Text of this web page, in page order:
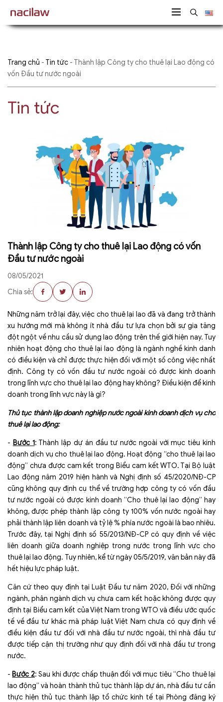
Trang chủ - Tin tức - Thành lập Công ty cho thuê lại Lao động có
vốn Đầu tư nước ngoài
Tin tức
Thành lập Công ty cho thuê lại Lao động có vốn
Đầu tư nước ngoài
08/05/2021
Chia sẻ:
Những năm trở lại đây, việc cho thuê lại lao đã và đang trở thành
xu hướng mới mà không ít nhà đầu tư lựa chọn bởi sự gia tăng
đột ngột về nhu cầu sử dụng lao động trên thế giới hiện nay. Tuy
nhiên hoạt động cho thuê lại lao động là ngành nghề kinh danh
có điều kiện và chỉ được thực hiện đối với một số công việc nhất
định. Công ty có vốn đầu tư nước ngoài có được kinh doanh
trong lĩnh vực cho thuê lại lao động hay không? Điều kiện để kinh
doanh trong lĩnh vực này là gì?
Thủ tục thành lập doanh nghiệp nước ngoài kinh doanh dịch vụ cho
thuê lại lao động:
- Bước 1: Thành lập dự án đầu tư nước ngoài với mục tiêu kinh
doanh dịch vụ cho thuê lại lao động. Hoạt động “cho thuê lại lao
động” chưa được cam kết trong Biểu cam kết WTO. Tại Bộ luật
Lao động năm 2019 hiện hành và Nghị định số 45/2020/NĐ-CP
cũng không quy định cụ thể về trường hợp công ty có vốn đầu
tư nước ngoài có được kinh doanh “Cho thuê lại lao động” hay
không, được phép thành lập công ty 100% vốn nước ngoài hay
phải thành lập liên doanh và tỷ lệ % phía nước ngoài là bao nhiêu.
Trước đây, tại Nghị định số 55/2013/NĐ-CP có quy định về việc
liên doanh giữa doanh nghiệp trong nước trong lĩnh vực cho
thuê lại lao động. Tuy nhiên, kể từ ngày 05/5/2019, văn bản này đã
hết hiệu lực pháp luật.
Căn cứ theo quy định tại Luật Đầu tư năm 2020, Đối với những
ngành, phân ngành dịch vụ chưa cam kết hoặc không được quy
định tại Biểu cam kết của Việt Nam trong WTO và điều ước quốc
tế về đầu tư khác mà pháp luật Việt Nam chưa có quy định về
điều kiện đầu tư đối với nhà đầu tư nước ngoài, thì nhà đầu tư
được tiếp cận thị trường như quy định đối với nhà đầu tư trong
nước.
- Bước 2: Sau khi được chấp thuận đối với mục tiêu “Cho thuê lại
lao động” và hoàn thành thủ tục thành lập dự án, nhà đầu tư cần
thực hiện thủ tục thành lập tổ chức kinh tế tại Phòng đăng ký